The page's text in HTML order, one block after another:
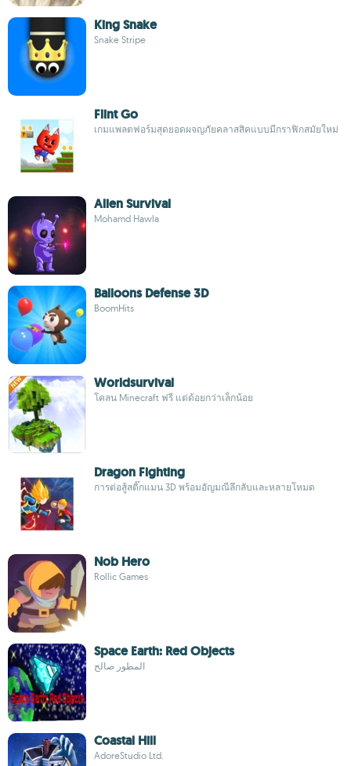
King Snake
Snake Stripe
Flint Go
เกมแพลตฟอร์มสุดยอดผจญภัยคลาสสิคแบบมีกราฟิกสมัยใหม่
Alien Survival
Mohamd Hawla
Balloons Defense 3D
BoomHits
Worldsurvival
โคลน Minecraft ฟรี แต่ด้อยกว่าเล็กน้อย
Dragon Fighting
การต่อสู้สติ๊กแมน 3D พร้อมอัญมณีลึกลับและหลายโหมด
Nob Hero
Rollic Games
Space Earth: Red Objects
المطور صالح
Coastal Hill
AdoreStudio Ltd.